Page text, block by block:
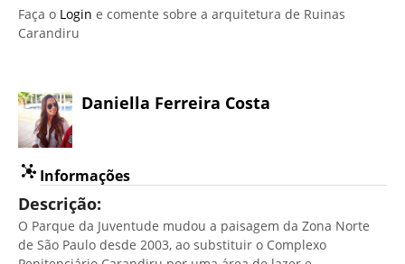
Faça o Login e comente sobre a arquitetura de Ruinas
Carandiru
Daniella Ferreira Costa
Informações
Descrição:
O Parque da Juventude mudou a paisagem da Zona Norte
de São Paulo desde 2003, ao substituir o Complexo